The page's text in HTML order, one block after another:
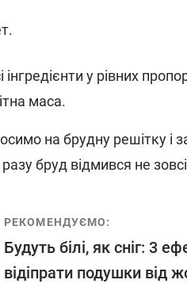
інгредієнти у рівних
маса.
на брудну решітку і
бруд відмився не
РЕКОМЕНДУЄМО:
Будуть білі, як сніг: 3
відіпрати подушки від